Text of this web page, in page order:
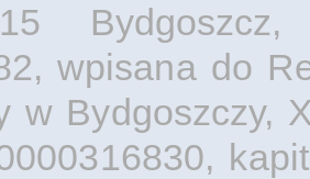
Bydgoszcz,
wpisana do
w Bydgoszczy,